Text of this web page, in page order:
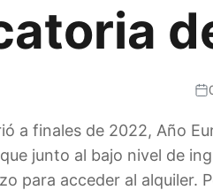
a finales de 2022, Año
junto al bajo nivel de
para acceder al alquiler.